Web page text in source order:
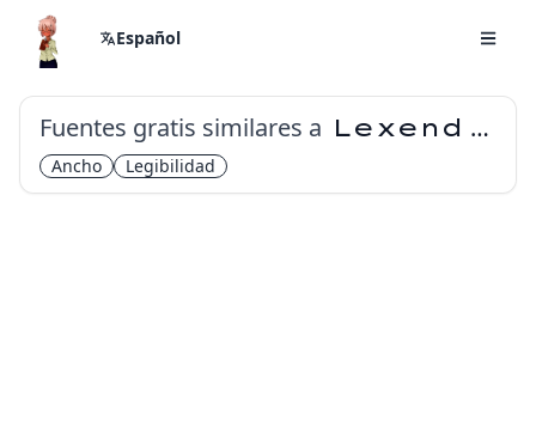
Español
Fuentes gratis similares a Lexend Zetta
Ancho Legibilidad